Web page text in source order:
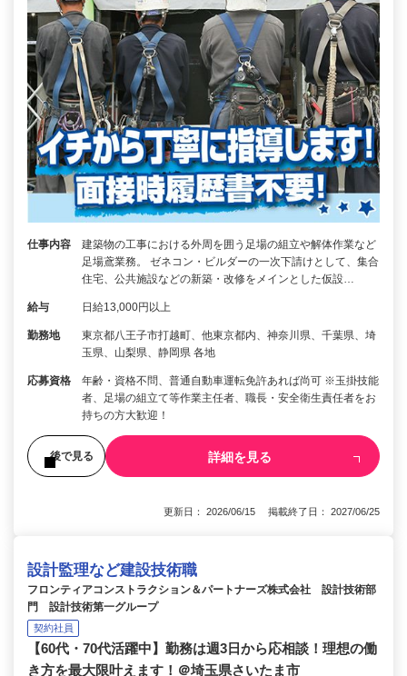
仕事内容
建築物の工事における外周を囲う足場の組立や解体作業など
足場鳶業務。 ゼネコン・ビルダーの一次下請けとして、集合
住宅、公共施設などの新築・改修をメインとした仮設…
給与 日給13,000円以上
勤務地
東京都八王子市打越町、他東京都内、神奈川県、千葉県、埼
玉県、山梨県、静岡県 各地
応募資格
年齢・資格不問、普通自動車運転免許あれば尚可 ※玉掛技能
者、足場の組立て等作業主任者、職長・安全衛生責任者をお
持ちの方大歓迎！
後で見る 詳細を見る
更新日： 2026/06/15 掲載終了日： 2027/06/25
設計監理など建設技術職
フロンティアコンストラクション＆パートナーズ株式会社 設計技術部
門 設計技術第一グループ
契約社員
【60代・70代活躍中】勤務は週3日から応相談！理想の働
き方を最大限叶えます！＠埼玉県さいたま市